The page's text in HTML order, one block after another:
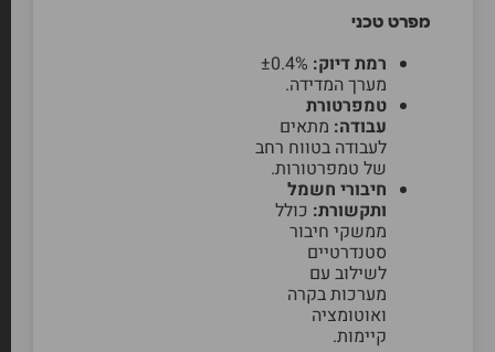
מפרט טכני
רמת דיוק: ±0.4%
מערך המדידה.
טמפרטורת
עבודה: מתאים
לעבודה בטווח רחב
של טמפרטורות.
חיבורי חשמל
ותקשורת: כולל
ממשקי חיבור
סטנדרטיים
לשילוב עם
מערכות בקרה
ואוטומציה
קיימות.